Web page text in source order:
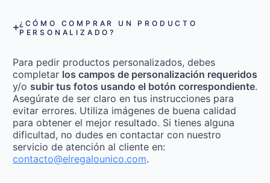
¿CÓMO COMPRAR UN PRODUCTO
PERSONALIZADO?
Para pedir productos personalizados, debes
completar los campos de personalización requeridos
y/o subir tus fotos usando el botón correspondiente.
Asegúrate de ser claro en tus instrucciones para
evitar errores. Utiliza imágenes de buena calidad
para obtener el mejor resultado. Si tienes alguna
dificultad, no dudes en contactar con nuestro
servicio de atención al cliente en:
contacto@elregalounico.com.